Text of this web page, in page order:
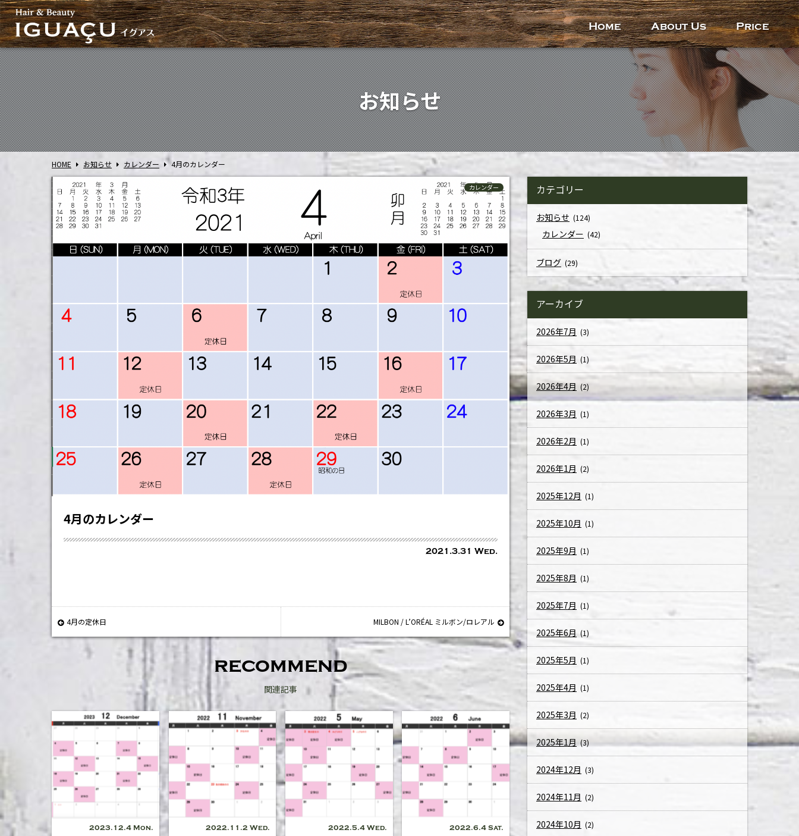
Home About Us Price
お知らせ
HOME お知らせ カレンダー 4月のカレンダー
カレンダー
4月のカレンダー
2021.3.31 Wed.
4月の定休日 MILBON / L’ORÉAL ミルボン/ロレアル
recommend
関連記事
2023.12.4 Mon. 2022.11.2 Wed. 2022.5.4 Wed. 2022.6.4 Sat.
カテゴリー
お知らせ (124)
カレンダー (42)
ブログ (29)
アーカイブ
2026年7月 (3)
2026年5月 (1)
2026年4月 (2)
2026年3月 (1)
2026年2月 (1)
2026年1月 (2)
2025年12月 (1)
2025年10月 (1)
2025年9月 (1)
2025年8月 (1)
2025年7月 (1)
2025年6月 (1)
2025年5月 (1)
2025年4月 (1)
2025年3月 (2)
2025年1月 (3)
2024年12月 (3)
2024年11月 (2)
2024年10月 (2)